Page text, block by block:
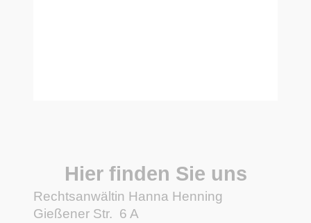
Hier finden Sie uns
Rechtsanwältin Hanna Henning
Gießener Str. 6 A